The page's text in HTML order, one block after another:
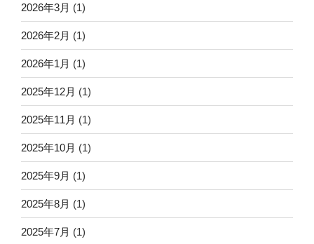
2026年3月 (1)
2026年2月 (1)
2026年1月 (1)
2025年12月 (1)
2025年11月 (1)
2025年10月 (1)
2025年9月 (1)
2025年8月 (1)
2025年7月 (1)